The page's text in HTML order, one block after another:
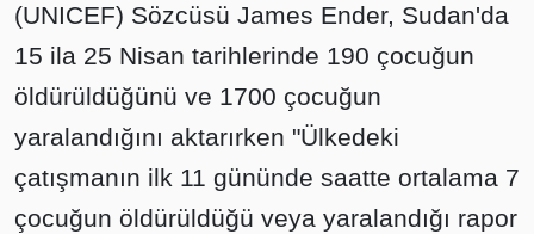
(UNICEF) Sözcüsü James Ender, Sudan'da
15 ila 25 Nisan tarihlerinde 190 çocuğun
öldürüldüğünü ve 1700 çocuğun
yaralandığını aktarırken "Ülkedeki
çatışmanın ilk 11 gününde saatte ortalama 7
çocuğun öldürüldüğü veya yaralandığı rapor